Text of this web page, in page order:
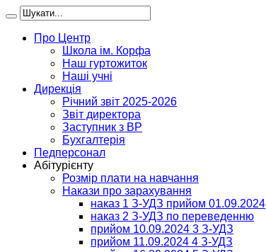
Про Центр
Школа ім. Корфа
Наш гуртожиток
Наші учні
Дирекція
Річний звіт 2025-2026
Звіт директора
Заступник з ВР
Бухгалтерія
Педперсонал
Абітурієнту
Розмір плати на навчання
Накази про зарахування
наказ 1 З-УДЗ прийом 01.09.2024
наказ 2 З-УДЗ по переведенню
прийом 10.09.2024 3 З-УДЗ
прийом 11.09.2024 4 З-УДЗ